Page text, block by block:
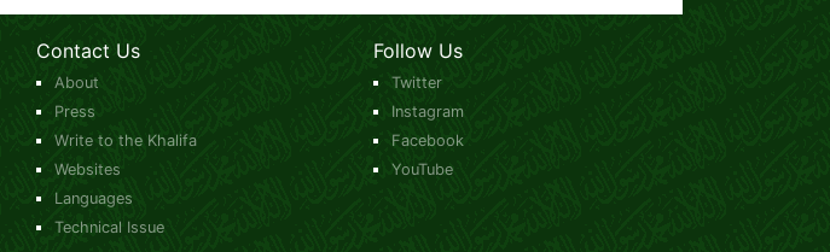
Contact Us
About
Press
Write to the Khalifa
Websites
Languages
Technical Issue
Follow Us
Twitter
Instagram
Facebook
YouTube